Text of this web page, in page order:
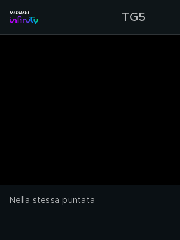
TG5
Nella stessa puntata